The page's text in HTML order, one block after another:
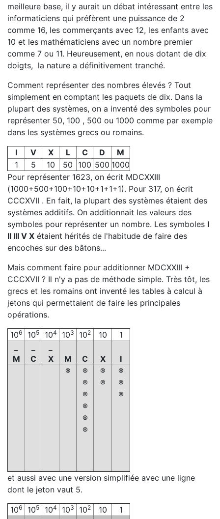
meilleure base, il y aurait un débat intéressant entre les
informaticiens qui préfèrent une puissance de 2
comme 16, les commerçants avec 12, les enfants avec
10 et les mathématiciens avec un nombre premier
comme 7 ou 11. Heureusement, en nous dotant de dix
doigts, la nature a définitivement tranché.
Comment représenter des nombres élevés ? Tout
simplement en comptant les paquets de dix. Dans la
plupart des systèmes, on a inventé des symboles pour
représenter 50, 100 , 500 ou 1000 comme par exemple
dans les systèmes grecs ou romains.
I V X L C D
M
1
5 10 50 100 500 1000
Pour représenter 1623, on écrit MDCXXIII
(1000+500+100+10+10+1+1+1). Pour 317, on écrit
CCCXVII . En fait, la plupart des systèmes étaient des
systèmes additifs. On additionnait les valeurs des
symboles pour représenter un nombre. Les symboles I
II III V X étaient hérités de l'habitude de faire des
encoches sur des bâtons...
Mais comment faire pour additionner MDCXXIII +
CCCXVII ? Il n'y a pas de méthode simple. Très tôt, les
grecs et les romains ont inventé les tables à calcul à
jetons qui permettaient de faire les principales
opérations.
106 105 104 103 102 10
1
M
C
X
M C X
I
®
®
®
®
®
®
®
®
®
®
®
®
et aussi avec une version simplifiée avec une ligne
dont le jeton vaut 5.
106 105 104 103 102 10 1